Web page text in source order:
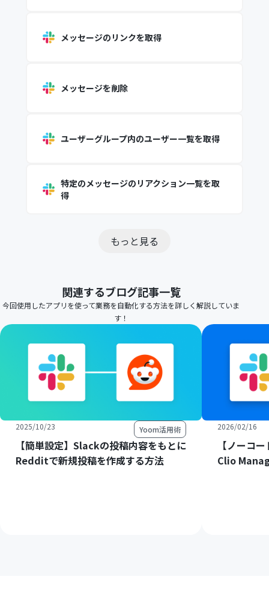
メッセージのリンクを取得
メッセージを削除
ユーザーグループ内のユーザー一覧を取得
特定のメッセージのリアクション一覧を取
得
もっと見る
関連するブログ記事一覧
今回使用したアプリを使って業務を自動化する方法を詳しく解説していま
す！
2025/10/23 Yoom活用術
【簡単設定】Slackの投稿内容をもとに
Redditで新規投稿を作成する方法
2026/02/16
【ノーコ
Clio